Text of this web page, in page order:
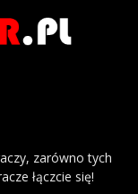
zarówno tych
łączcie się!